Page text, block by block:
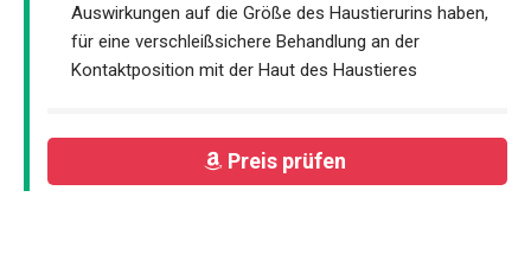
Auswirkungen auf die Größe des Haustierurins haben,
für eine verschleißsichere Behandlung an der
Kontaktposition mit der Haut des Haustieres
Preis prüfen